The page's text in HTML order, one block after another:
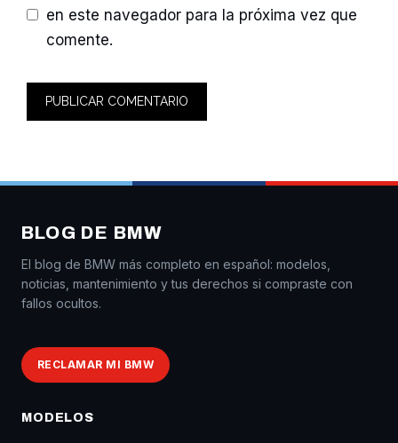
en este navegador para la próxima vez que
comente.
BLOG DE BMW
El blog de BMW más completo en español: modelos,
noticias, mantenimiento y tus derechos si compraste con
fallos ocultos.
RECLAMAR MI BMW
MODELOS